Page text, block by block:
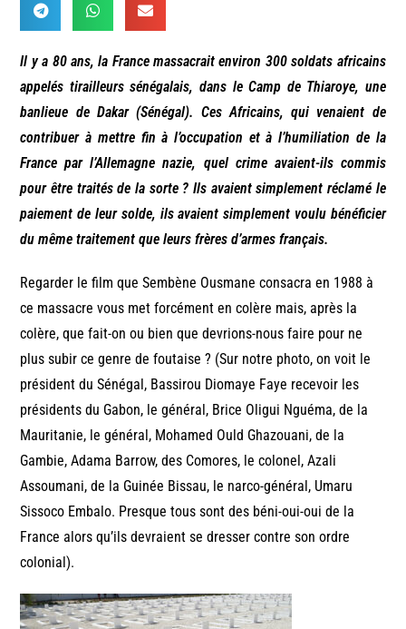
Il y a 80 ans, la France massacrait environ 300 soldats africains
appelés tirailleurs sénégalais, dans le Camp de Thiaroye, une
banlieue de Dakar (Sénégal). Ces Africains, qui venaient de
contribuer à mettre fin à l’occupation et à l’humiliation de la
France par l’Allemagne nazie, quel crime avaient-ils commis
pour être traités de la sorte ? Ils avaient simplement réclamé le
paiement de leur solde, ils avaient simplement voulu bénéficier
du même traitement que leurs frères d’armes français.
Regarder le film que Sembène Ousmane consacra en 1988 à
ce massacre vous met forcément en colère mais, après la
colère, que fait-on ou bien que devrions-nous faire pour ne
plus subir ce genre de foutaise ? (Sur notre photo, on voit le
président du Sénégal, Bassirou Diomaye Faye recevoir les
présidents du Gabon, le général, Brice Oligui Nguéma, de la
Mauritanie, le général, Mohamed Ould Ghazouani, de la
Gambie, Adama Barrow, des Comores, le colonel, Azali
Assoumani, de la Guinée Bissau, le narco-général, Umaru
Sissoco Embalo. Presque tous sont des béni-oui-oui de la
France alors qu’ils devraient se dresser contre son ordre
colonial).